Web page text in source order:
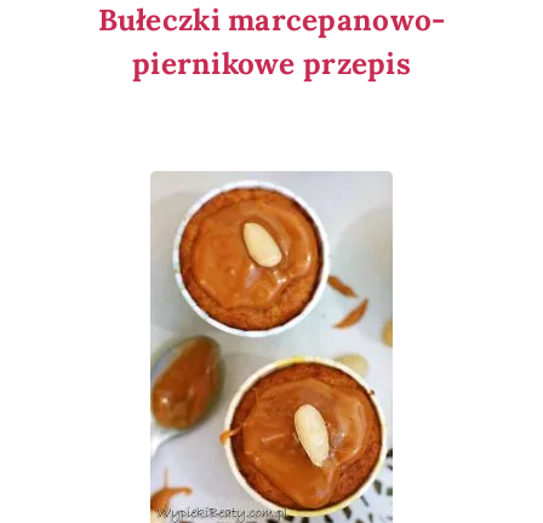
Bułeczki marcepanowo-
piernikowe przepis